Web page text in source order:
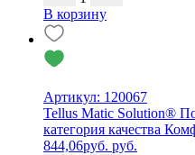
В корзину
Артикул: 120067
Tellus Matic Solution®
категория качества
844,06руб. руб.